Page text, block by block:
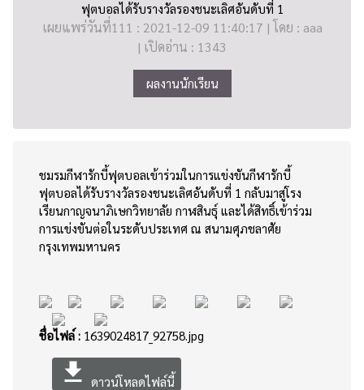
ฟุตบอลได้รับรางวัลรองชนะเลิศอันดับที่ 1
เผยแพร่วันที่111 : 2021-12-09 11:40:17 | โดย : aaa
| เปิดอ่าน : 1343
ผลงานนักเรียน
ชมรมกีฬารักบี้ฟุตบอลเข้าร่วมในการแข่งขันกีฬารักบี้
ฟุตบอลได้รับรางวัลรองชนะเลิศอันดับที่ 1 กลับมาสู่โรง
เรียนกาญจนาภิเษกวิทยาลัย กาฬสินธุ์ และได้สิทธิ์เข้าร่วม
การแข่งขันต่อในระดับประเทศ ณ สนามศุภชลาศัย
กรุงเทพมหานคร
ชื่อไฟล์ : 1639024817_92758.jpg
file_download ดาวน์โหลดไฟล์นี้